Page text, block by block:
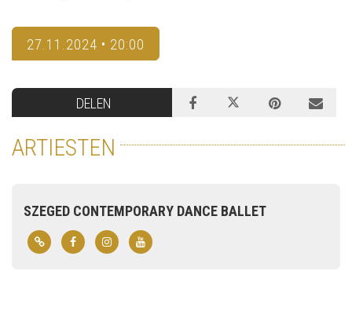
27.11.2024 • 20:00
DELEN
ARTIESTEN
SZEGED CONTEMPORARY DANCE BALLET